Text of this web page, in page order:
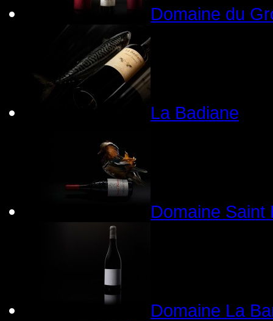
Domaine du
La Badiane
Domaine Saint
Domaine La